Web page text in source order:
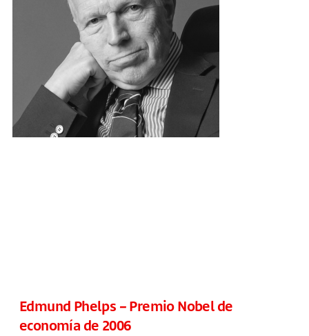
Edmund Phelps – Premio Nobel de
economía de 2006